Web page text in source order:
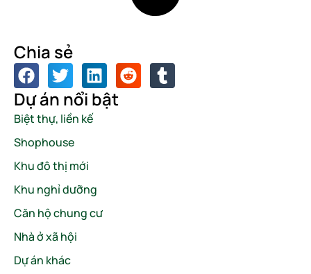
Chia sẻ
Dự án nổi bật
Biệt thự, liền kế
Shophouse
Khu đô thị mới
Khu nghỉ dưỡng
Căn hộ chung cư
Nhà ở xã hội
Dự án khác